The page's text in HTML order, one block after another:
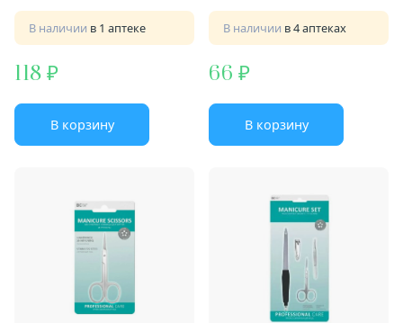
В наличии в 1 аптеке
118
В корзину
В наличии в 4 аптеках
66
В корзину